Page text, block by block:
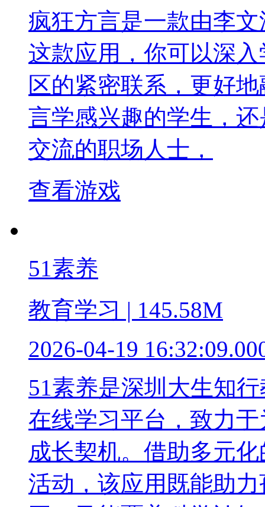
疯狂方言是一款由李
这款应用，你可以深
区的紧密联系，更好
言学感兴趣的学生，
交流的职场人士，
查看游戏
51素养
教育学习 | 145.58M
2026-04-19
51素养是深圳大生知
在线学习平台，致力
成长契机。借助多元
活动，该应用既能助